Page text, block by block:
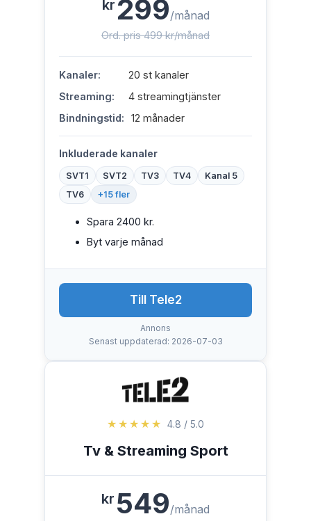
kr 299/månad
Ord. pris 499 kr/månad
Kanaler:
20 st kanaler
Streaming:
4 streamingtjänster
Bindningstid:
12 månader
Inkluderade kanaler
SVT1 SVT2 TV3 TV4
Kanal 5
TV6
+15 fler
Spara 2400 kr.
Byt varje månad
Till Tele2
Annons
Senast uppdaterad: 2026-07-03
★★★★★ 4.8 / 5.0
Tv & Streaming Sport
kr 549/månad